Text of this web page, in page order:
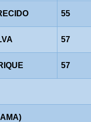
55
57
57